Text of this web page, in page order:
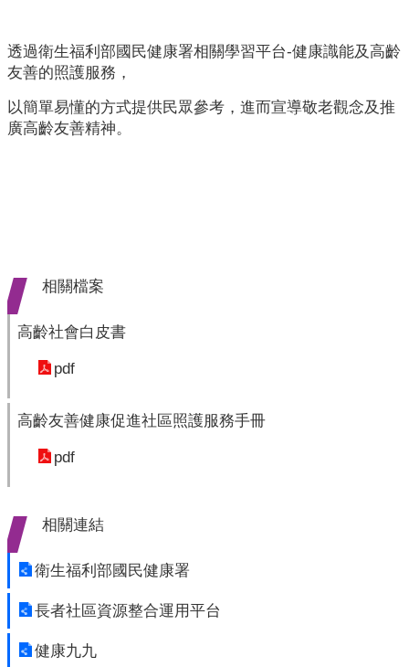
業
人
區
民
服
務
政
訊
公
開
衛
所
測
透過衛生福利部國民健康署相關學習平台-健康識能及高齡
友善的照護服務，
以簡單易懂的方式提供民眾參考，進而宣導敬老觀念及推
廣高齡友善精神。
相關檔案
高齡社會白皮書
pdf
高齡友善健康促進社區照護服務手冊
pdf
相關連結
衛生福利部國民健康署
長者社區資源整合運用平台
健康九九